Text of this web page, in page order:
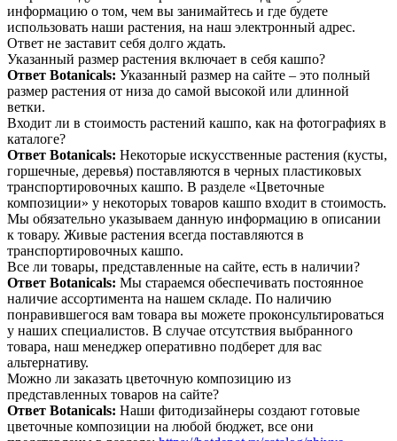
информацию о том, чем вы занимайтесь и где будете
использовать наши растения, на наш электронный адрес.
Ответ не заставит себя долго ждать.
Указанный размер растения включает в себя кашпо?
Ответ Botanicals: Указанный размер на сайте – это полный
размер растения от низа до самой высокой или длинной
ветки.
Входит ли в стоимость растений кашпо, как на фотографиях в
каталоге?
Ответ Botanicals: Некоторые искусственные растения (кусты,
горшечные, деревья) поставляются в черных пластиковых
транспортировочных кашпо. В разделе «Цветочные
композиции» у некоторых товаров кашпо входит в стоимость.
Мы обязательно указываем данную информацию в описании
к товару. Живые растения всегда поставляются в
транспортировочных кашпо.
Все ли товары, представленные на сайте, есть в наличии?
Ответ Botanicals: Мы стараемся обеспечивать постоянное
наличие ассортимента на нашем складе. По наличию
понравившегося вам товара вы можете проконсультироваться
у наших специалистов. В случае отсутствия выбранного
товара, наш менеджер оперативно подберет для вас
альтернативу.
Можно ли заказать цветочную композицию из
представленных товаров на сайте?
Ответ Botanicals: Наши фитодизайнеры создают готовые
цветочные композиции на любой бюджет, все они